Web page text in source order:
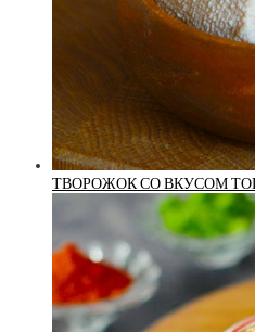
ТВОРОЖОК СО ВКУСОМ